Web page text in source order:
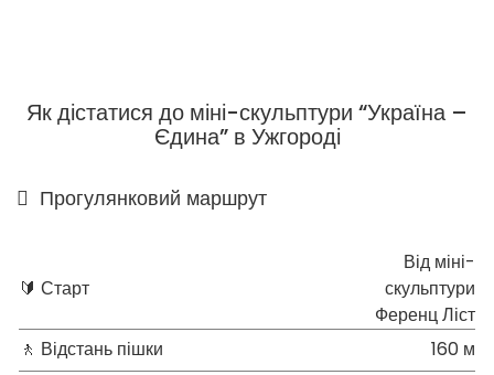
Як дістатися до міні-скульптури “Україна –
Єдина” в Ужгороді
Прогулянковий маршрут
🔰 Старт
Від міні-
скульптури
Ференц Ліст
🚶 Відстань пішки
160 м